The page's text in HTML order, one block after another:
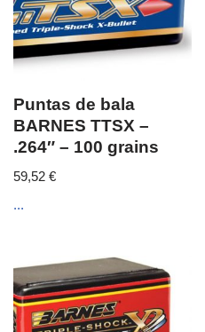
Puntas de bala
BARNES TTSX –
.264″ – 100 grains
59,52 €
...